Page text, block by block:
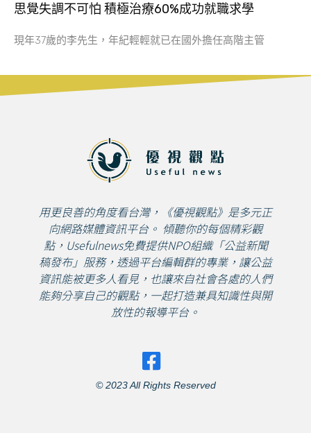
思覺失調不可怕 積極治療60%成功就職求學
現年37歲的李先生，年紀輕輕就已在國外擔任高階主管
用更良善的角度看台灣，《優視觀點》是多元正
向網路媒體資訊平台。 傾聽你的每個精彩觀
點，Usefulnews免費提供NPO組織「公益新聞
稿發布」服務，透過平台編輯群的專業，讓公益
資訊能被更多人看見，也讓來自社會各處的人們
能夠分享自己的觀點，一起打造兼具知識性與開
放性的報導平台。
© 2023 All Rights Reserved